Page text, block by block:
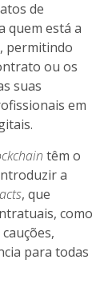
de
quem está a
permitindo
ou os
suas
em
têm o
a
, que
como
para todas